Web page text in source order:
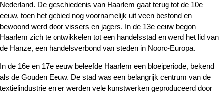
Nederland. De geschiedenis van Haarlem gaat terug tot de 10e
eeuw, toen het gebied nog voornamelijk uit veen bestond en
bewoond werd door vissers en jagers. In de 13e eeuw begon
Haarlem zich te ontwikkelen tot een handelsstad en werd het lid van
de Hanze, een handelsverbond van steden in Noord-Europa.
In de 16e en 17e eeuw beleefde Haarlem een bloeiperiode, bekend
als de Gouden Eeuw. De stad was een belangrijk centrum van de
textielindustrie en er werden vele kunstwerken geproduceerd door